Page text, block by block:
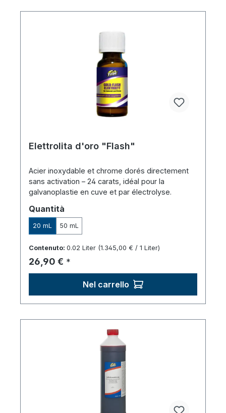
Elettrolita d'oro "Flash"
Acier inoxydable et chrome dorés directement
sans activation – 24 carats, idéal pour la
galvanoplastie en cuve et par électrolyse.
Seleziona
Quantità
20 mL 50 mL
Contenuto: 0.02 Liter (1.345,00 € / 1 Liter)
Prezzo normale:
26,90 € *
Nel carrello